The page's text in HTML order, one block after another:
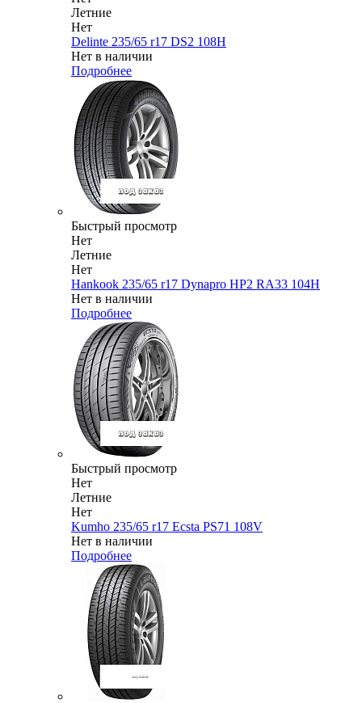
Летние
Нет
Delinte 235/65 r17 DS2 108H
Нет в наличии
Подробнее
Быстрый просмотр
Нет
Летние
Нет
Hankook 235/65 r17 Dynapro HP2 RA33 104H
Нет в наличии
Подробнее
Быстрый просмотр
Нет
Летние
Нет
Kumho 235/65 r17 Ecsta PS71 108V
Нет в наличии
Подробнее